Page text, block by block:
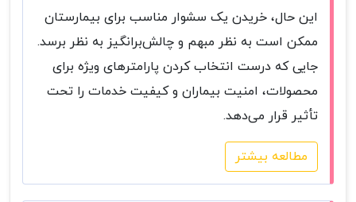
این حال، خریدن یک سشوار مناسب برای بیمارستان
ممکن است به نظر مبهم و چالش‌برانگیز به نظر برسد.
جایی که درست انتخاب کردن پارامترهای ویژه برای
محصولات، امنیت بیماران و کیفیت خدمات را تحت
تأثیر قرار می‌دهد.
مطالعه بیشتر